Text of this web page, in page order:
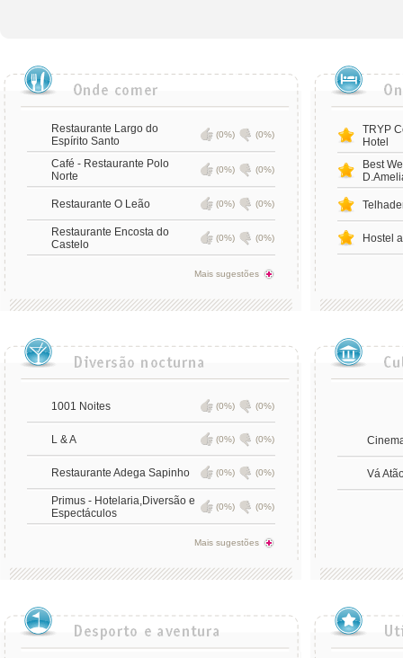
Restaurante Largo do
Espírito Santo
(0%) (0%)
Café - Restaurante Polo
Norte
(0%) (0%)
Restaurante O Leão (0%) (0%)
Restaurante Encosta do
Castelo
(0%) (0%)
Mais sugestões
TRYP
Hotel
Best
Hostel
1001 Noites (0%) (0%)
L & A (0%) (0%)
Restaurante Adega Sapinho (0%) (0%)
Primus - Hotelaria,Diversão e
Espectáculos
(0%) (0%)
Mais sugestões
Vá